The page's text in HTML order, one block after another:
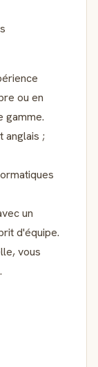
ou en
gamme.
anglais ;
un
d'équipe.
vous